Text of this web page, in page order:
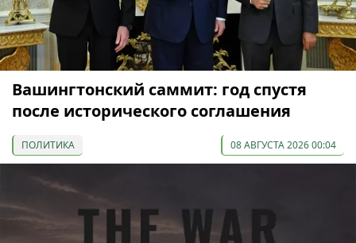
Вашингтонский саммит: год спустя
после исторического соглашения
ПОЛИТИКА 08 АВГУСТА 2026 00:04